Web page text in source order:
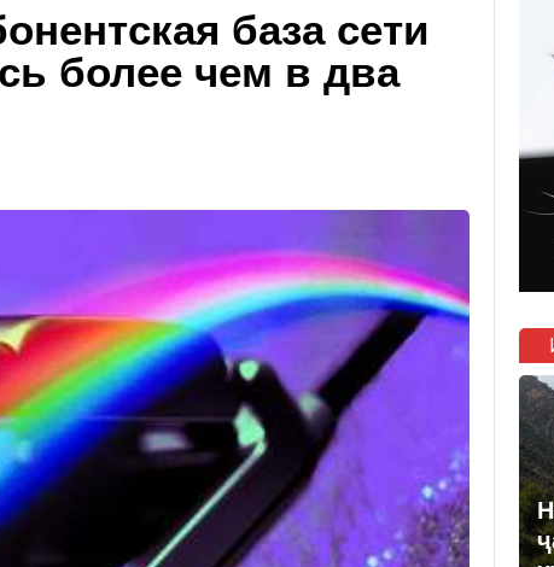
база сети
более чем в два